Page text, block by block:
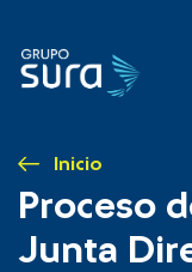
Inicio
Proceso
Junta